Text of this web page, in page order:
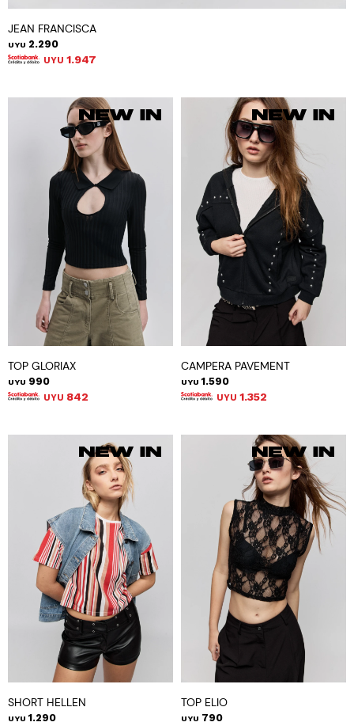
JEAN FRANCISCA
UYU 2.290
UYU 1.947
TOP GLORIAX
UYU 990
UYU 842
CAMPERA PAVEMENT
UYU 1.590
UYU 1.352
SHORT HELLEN
UYU 1.290
TOP ELIO
UYU 790